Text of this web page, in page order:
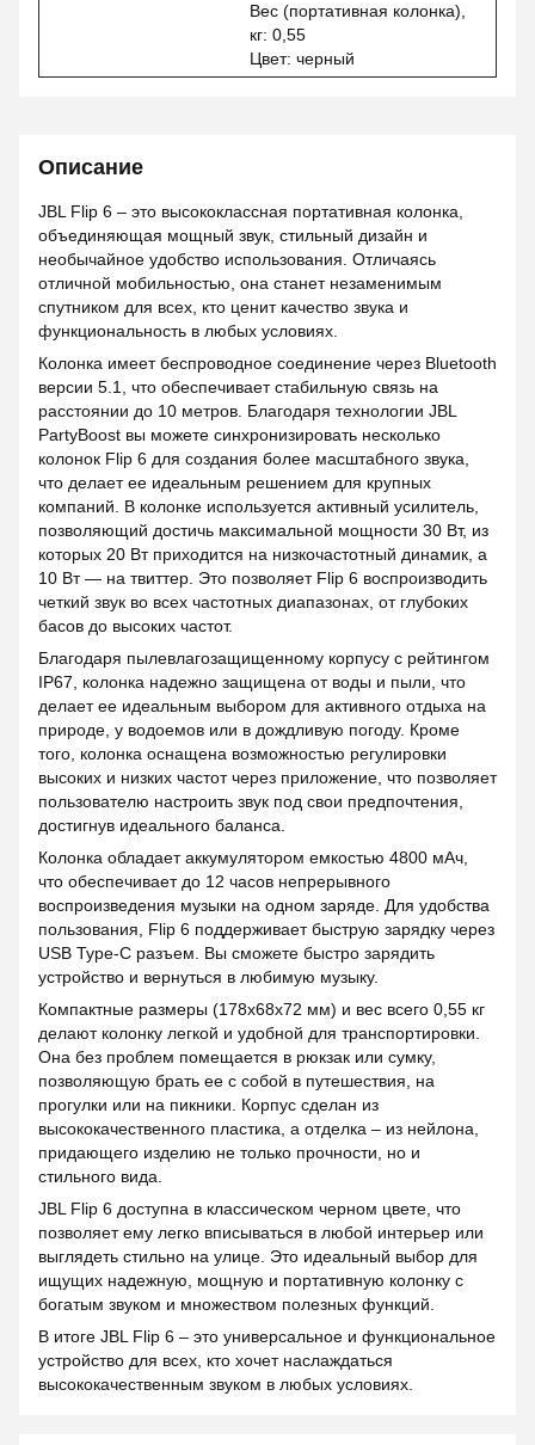
Вес (портативная колонка),
кг: 0,55
Цвет: черный
Описание
JBL Flip 6 – это высококлассная портативная колонка,
объединяющая мощный звук, стильный дизайн и
необычайное удобство использования. Отличаясь
отличной мобильностью, она станет незаменимым
спутником для всех, кто ценит качество звука и
функциональность в любых условиях.
Колонка имеет беспроводное соединение через Bluetooth
версии 5.1, что обеспечивает стабильную связь на
расстоянии до 10 метров. Благодаря технологии JBL
PartyBoost вы можете синхронизировать несколько
колонок Flip 6 для создания более масштабного звука,
что делает ее идеальным решением для крупных
компаний. В колонке используется активный усилитель,
позволяющий достичь максимальной мощности 30 Вт, из
которых 20 Вт приходится на низкочастотный динамик, а
10 Вт — на твиттер. Это позволяет Flip 6 воспроизводить
четкий звук во всех частотных диапазонах, от глубоких
басов до высоких частот.
Благодаря пылевлагозащищенному корпусу с рейтингом
IP67, колонка надежно защищена от воды и пыли, что
делает ее идеальным выбором для активного отдыха на
природе, у водоемов или в дождливую погоду. Кроме
того, колонка оснащена возможностью регулировки
высоких и низких частот через приложение, что позволяет
пользователю настроить звук под свои предпочтения,
достигнув идеального баланса.
Колонка обладает аккумулятором емкостью 4800 мАч,
что обеспечивает до 12 часов непрерывного
воспроизведения музыки на одном заряде. Для удобства
пользования, Flip 6 поддерживает быструю зарядку через
USB Type-C разъем. Вы сможете быстро зарядить
устройство и вернуться в любимую музыку.
Компактные размеры (178x68x72 мм) и вес всего 0,55 кг
делают колонку легкой и удобной для транспортировки.
Она без проблем помещается в рюкзак или сумку,
позволяющую брать ее с собой в путешествия, на
прогулки или на пикники. Корпус сделан из
высококачественного пластика, а отделка – из нейлона,
придающего изделию не только прочности, но и
стильного вида.
JBL Flip 6 доступна в классическом черном цвете, что
позволяет ему легко вписываться в любой интерьер или
выглядеть стильно на улице. Это идеальный выбор для
ищущих надежную, мощную и портативную колонку с
богатым звуком и множеством полезных функций.
В итоге JBL Flip 6 – это универсальное и функциональное
устройство для всех, кто хочет наслаждаться
высококачественным звуком в любых условиях.